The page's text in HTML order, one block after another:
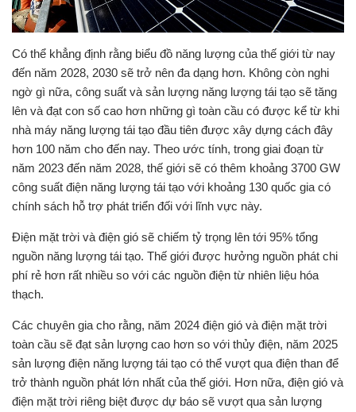
Có thể khẳng định rằng biểu đồ năng lượng của thế giới từ nay
đến năm 2028, 2030 sẽ trở nên đa dạng hơn. Không còn nghi
ngờ gì nữa, công suất và sản lượng năng lượng tái tạo sẽ tăng
lên và đạt con số cao hơn những gì toàn cầu có được kể từ khi
nhà máy năng lượng tái tạo đầu tiên được xây dựng cách đây
hơn 100 năm cho đến nay. Theo ước tính, trong giai đoạn từ
năm 2023 đến năm 2028, thế giới sẽ có thêm khoảng 3700 GW
công suất điện năng lượng tái tạo với khoảng 130 quốc gia có
chính sách hỗ trợ phát triển đối với lĩnh vực này.
Điện mặt trời và điện gió sẽ chiếm tỷ trọng lên tới 95% tổng
nguồn năng lượng tái tạo. Thế giới được hưởng nguồn phát chi
phí rẻ hơn rất nhiều so với các nguồn điện từ nhiên liệu hóa
thạch.
Các chuyên gia cho rằng, năm 2024 điện gió và điện mặt trời
toàn cầu sẽ đạt sản lượng cao hơn so với thủy điện, năm 2025
sản lượng điện năng lượng tái tạo có thể vượt qua điện than để
trở thành nguồn phát lớn nhất của thế giới. Hơn nữa, điện gió và
điện mặt trời riêng biệt được dự báo sẽ vượt qua sản lượng